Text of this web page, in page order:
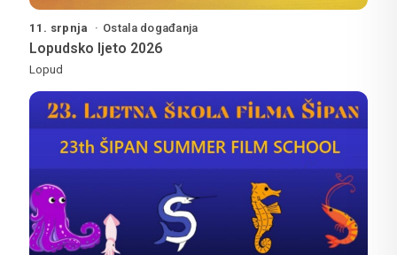
11. srpnja Ostala događanja
Lopudsko ljeto 2026
Lopud